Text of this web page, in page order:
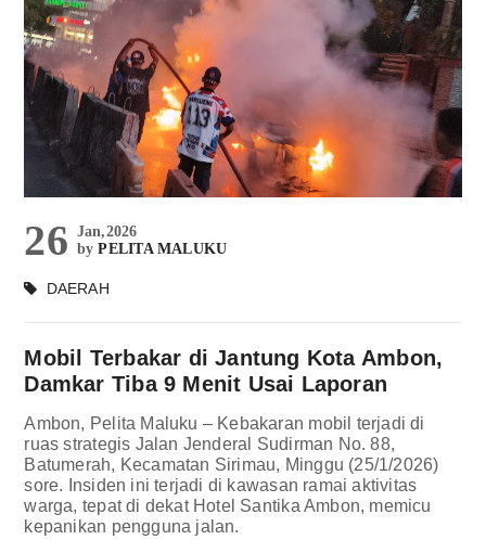
26 Jan,2026
byPELITA MALUKU
DAERAH
Mobil Terbakar di Jantung Kota Ambon,
Damkar Tiba 9 Menit Usai Laporan
Ambon, Pelita Maluku – Kebakaran mobil terjadi di
ruas strategis Jalan Jenderal Sudirman No. 88,
Batumerah, Kecamatan Sirimau, Minggu (25/1/2026)
sore. Insiden ini terjadi di kawasan ramai aktivitas
warga, tepat di dekat Hotel Santika Ambon, memicu
kepanikan pengguna jalan.